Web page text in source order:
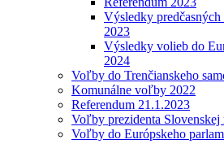
Výsledky
2023
Výsledky volieb do
2024
Voľby do Trenčianskeho
Komunálne voľby 2022
Referendum 21.1.2023
Voľby prezidenta
Voľby do Európskeho